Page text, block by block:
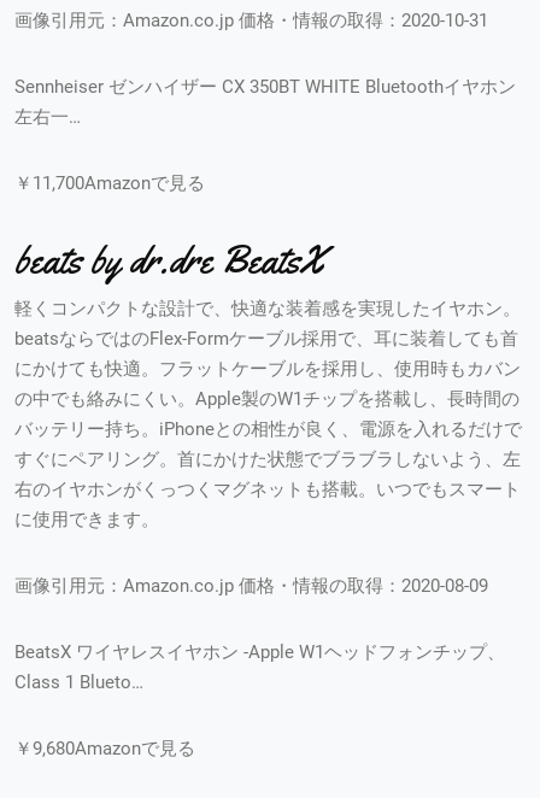
画像引用元：Amazon.co.jp 価格・情報の取得：2020-10-31
Sennheiser ゼンハイザー CX 350BT WHITE Bluetoothイヤホン
左右一…
￥11,700Amazonで見る
beats by dr.dre BeatsX
軽くコンパクトな設計で、快適な装着感を実現したイヤホン。
beatsならではのFlex-Formケーブル採用で、耳に装着しても首
にかけても快適。フラットケーブルを採用し、使用時もカバン
の中でも絡みにくい。Apple製のW1チップを搭載し、長時間の
バッテリー持ち。iPhoneとの相性が良く、電源を入れるだけで
すぐにペアリング。首にかけた状態でブラブラしないよう、左
右のイヤホンがくっつくマグネットも搭載。いつでもスマート
に使用できます。
画像引用元：Amazon.co.jp 価格・情報の取得：2020-08-09
BeatsX ワイヤレスイヤホン -Apple W1ヘッドフォンチップ、
Class 1 Blueto…
￥9,680Amazonで見る